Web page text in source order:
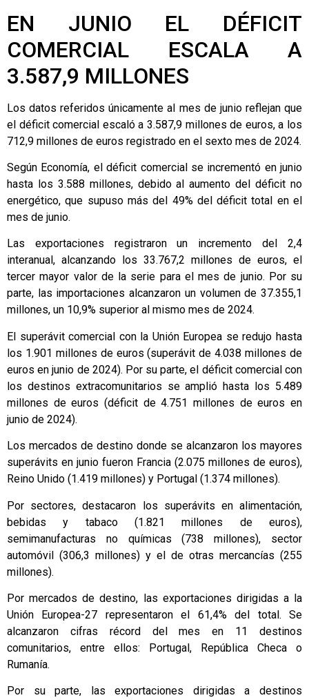
EN JUNIO EL DÉFICIT
COMERCIAL ESCALA A
3.587,9 MILLONES
Los datos referidos únicamente al mes de junio reflejan que
el déficit comercial escaló a 3.587,9 millones de euros, a los
712,9 millones de euros registrado en el sexto mes de 2024.
Según Economía, el déficit comercial se incrementó en junio
hasta los 3.588 millones, debido al aumento del déficit no
energético, que supuso más del 49% del déficit total en el
mes de junio.
Las exportaciones registraron un incremento del 2,4
interanual, alcanzando los 33.767,2 millones de euros, el
tercer mayor valor de la serie para el mes de junio. Por su
parte, las importaciones alcanzaron un volumen de 37.355,1
millones, un 10,9% superior al mismo mes de 2024.
El superávit comercial con la Unión Europea se redujo hasta
los 1.901 millones de euros (superávit de 4.038 millones de
euros en junio de 2024). Por su parte, el déficit comercial con
los destinos extracomunitarios se amplió hasta los 5.489
millones de euros (déficit de 4.751 millones de euros en
junio de 2024).
Los mercados de destino donde se alcanzaron los mayores
superávits en junio fueron Francia (2.075 millones de euros),
Reino Unido (1.419 millones) y Portugal (1.374 millones).
Por sectores, destacaron los superávits en alimentación,
bebidas y tabaco (1.821 millones de euros),
semimanufacturas no químicas (738 millones), sector
automóvil (306,3 millones) y el de otras mercancías (255
millones).
Por mercados de destino, las exportaciones dirigidas a la
Unión Europea-27 representaron el 61,4% del total. Se
alcanzaron cifras récord del mes en 11 destinos
comunitarios, entre ellos: Portugal, República Checa o
Rumanía.
Por su parte, las exportaciones dirigidas a destinos